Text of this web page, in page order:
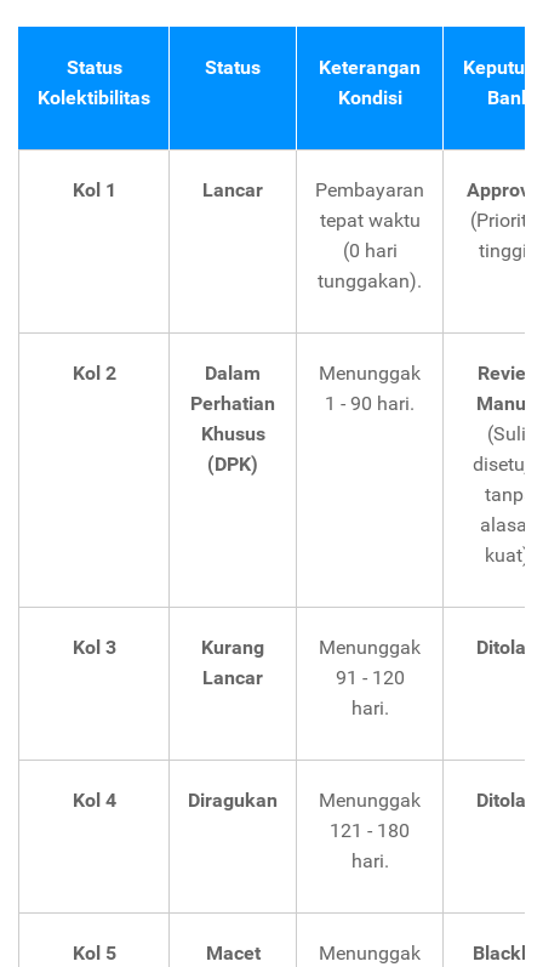
Status
Kolektibilitas
Status
Keterangan
Kondisi
Bank
Kol 1 Lancar
Pembayaran
tepat waktu
(0 hari
tunggakan).
tinggi).
Kol 2
Dalam
Perhatian
Khusus
(DPK)
Menunggak
1 - 90 hari.
Review
Manual
(Sulit
tanpa
alasan
kuat).
Kol 3
Kurang
Lancar
Menunggak
91 - 120
hari.
Ditolak
Kol 4 Diragukan
Menunggak
121 - 180
hari.
Ditolak
Kol 5 Macet Menunggak